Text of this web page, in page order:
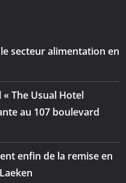
secteur alimentation en
The Usual Hotel
au 107 boulevard
enfin de la remise en